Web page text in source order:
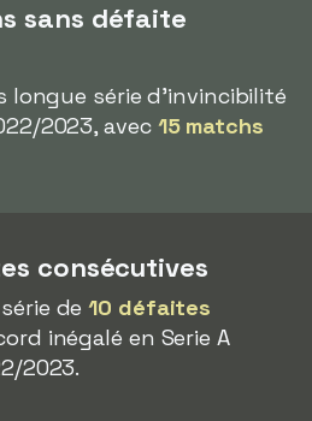
sans défaite
longue série d'invincibilité
2023, avec 15 matchs
consécutives
de10 défaites
inégalé en Serie A
2023.